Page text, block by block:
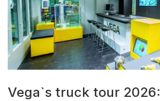
Vega`s truck tour 2026: